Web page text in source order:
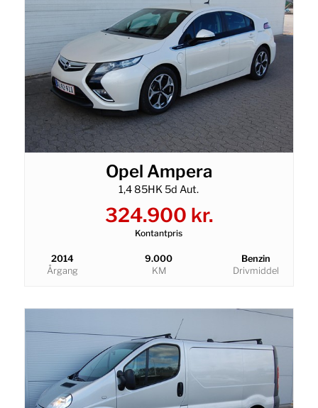
Opel Ampera
1,4 85HK 5d Aut.
324.900 kr.
Kontantpris
2014
Årgang
9.000
KM
Benzin
Drivmiddel